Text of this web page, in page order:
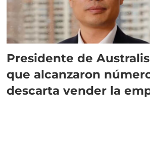
Presidente de
que alcanzaron
descarta vender la